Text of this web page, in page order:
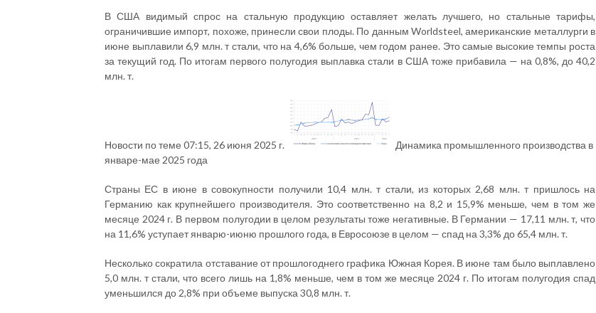
В США видимый спрос на стальную продукцию оставляет желать лучшего, но стальные тарифы,
ограничившие импорт, похоже, принесли свои плоды. По данным Worldsteel, американские металлурги в
июне выплавили 6,9 млн. т стали, что на 4,6% больше, чем годом ранее. Это самые высокие темпы роста
за текущий год. По итогам первого полугодия выплавка стали в США тоже прибавила — на 0,8%, до 40,2
млн. т.
Новости по теме 07:15, 26 июня 2025 г.
Динамика промышленного производства в
январе-мае 2025 года
Страны ЕС в июне в совокупности получили 10,4 млн. т стали, из которых 2,68 млн. т пришлось на
Германию как крупнейшего производителя. Это соответственно на 8,2 и 15,9% меньше, чем в том же
месяце 2024 г. В первом полугодии в целом результаты тоже негативные. В Германии — 17,11 млн. т, что
на 11,6% уступает январю-июню прошлого года, в Евросоюзе в целом — спад на 3,3% до 65,4 млн. т.
Несколько сократила отставание от прошлогоднего графика Южная Корея. В июне там было выплавлено
5,0 млн. т стали, что всего лишь на 1,8% меньше, чем в том же месяце 2024 г. По итогам полугодия спад
уменьшился до 2,8% при объеме выпуска 30,8 млн. т.